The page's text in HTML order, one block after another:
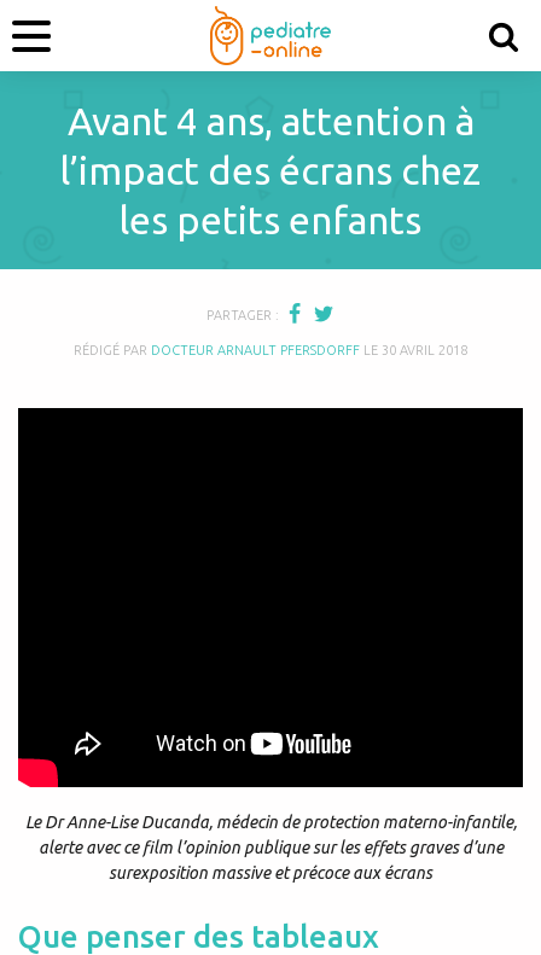
Avant 4 ans, attention à
l’impact des écrans chez
les petits enfants
PARTAGER :
RÉDIGÉ PAR DOCTEUR ARNAULT PFERSDORFF LE 30 AVRIL 2018
Le Dr Anne-Lise Ducanda, médecin de protection materno-infantile,
alerte avec ce film l’opinion publique sur les effets graves d’une
surexposition massive et précoce aux écrans
Que penser des tableaux